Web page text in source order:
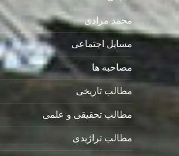
محمد مرادی
مسایل اجتماعی
مصاحبه ها
مطالب تاریخی
مطالب تحقیقی و علمی
مطالب تراژیدی